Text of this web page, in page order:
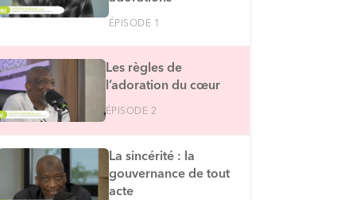
ÉPISODE 1
Les règles de
l’adoration du cœur
ÉPISODE 2
La sincérité : la
gouvernance de tout
acte